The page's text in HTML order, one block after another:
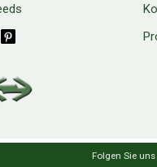
Folgen Sie uns